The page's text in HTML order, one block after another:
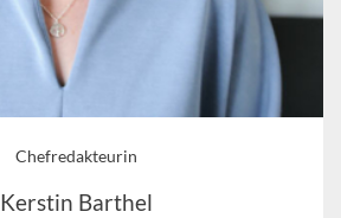
Chefredakteurin
Kerstin Barthel